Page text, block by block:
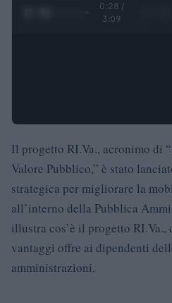
0:29 /
3:09
Il progetto RI.Va., acronimo di
Valore Pubblico,” è stato
strategica per migliorare la
all’interno della Pubblica
illustra cos’è il progetto
vantaggi offre ai dipendenti
amministrazioni.